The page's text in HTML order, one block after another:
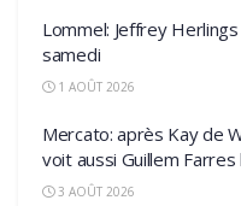
Lommel: Jeffrey Herlings
samedi
1 AOÛT 2026
Mercato: après Kay de
voit aussi Guillem Farres
3 AOÛT 2026